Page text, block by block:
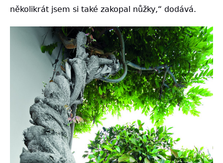
několikrát jsem si také zakopal nůžky,“ dodává.